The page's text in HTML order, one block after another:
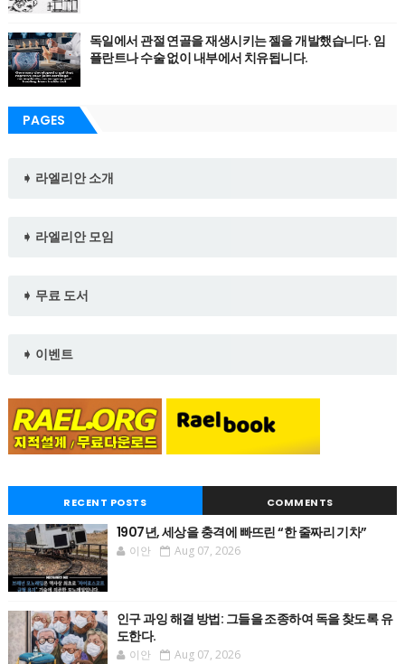
독일에서 관절 연골을 재생시키는 젤을 개발했습니다. 임
플란트나 수술 없이 내부에서 치유됩니다.
PAGES
➧ 라엘리안 소개
➧ 라엘리안 모임
➧ 무료 도서
➧ 이벤트
RECENT POSTS COMMENTS
1907년, 세상을 충격에 빠뜨린 “한 줄짜리 기차”
이안 Aug 07, 2026
인구 과잉 해결 방법: 그들을 조종하여 독을 찾도록 유
도한다.
이안 Aug 07, 2026